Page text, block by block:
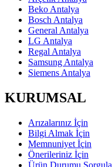
Beko Antalya
Bosch Antalya
General Antalya
LG Antalya
Regal Antalya
Samsung Antalya
Siemens Antalya
KURUMSAL
Arızalarınız İçin
Bilgi Almak İçin
Memnuniyet İçin
Önerileriniz İçin
Ürün Durumu Sorgula